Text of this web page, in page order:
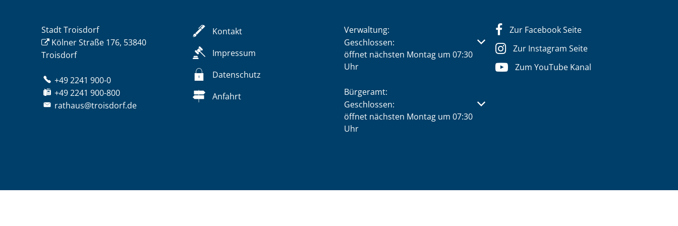
Stadt Troisdorf
Kölner Straße 176, 53840
Troisdorf
+49 2241 900-0
+49 2241 900-800
rathaus@troisdorf.de
Kontakt
Impressum
Datenschutz
Anfahrt
Verwaltung:
Klicken, um weitere Öffnungs- oder Schließzeiten auszublenden
Geschlossen:
öffnet nächsten Montag um 07:30
Uhr
Bürgeramt:
Klicken, um weitere Öffnungs- oder Schließzeiten auszublenden
Geschlossen:
öffnet nächsten Montag um 07:30
Uhr
Zur Facebook Seite
Zur Instagram Seite
Zum YouTube Kanal